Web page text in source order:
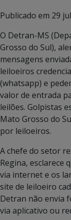
Publicado em 29
O Detran-MS
Grosso do Sul),
mensagens
leiloeiros
(whatsapp) e
valor de entrada
leilões. Golpistas
Mato Grosso do
por leiloeiros.
A chefe do setor
Regina, esclarece
via internet e os
site de leiloeiro
Detran não envia
via aplicativo ou